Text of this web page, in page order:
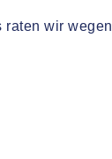
raten wir wegen